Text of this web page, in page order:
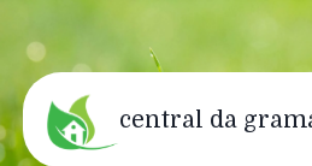
central da